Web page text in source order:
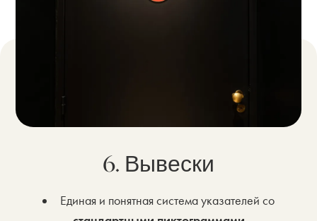
6. Вывески
Единая и понятная система указателей со